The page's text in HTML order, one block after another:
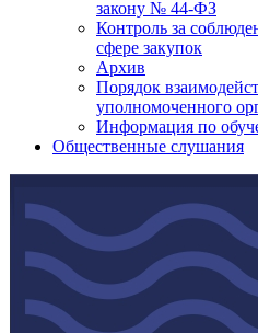
закону № 44-ФЗ
Контроль за
сфере закупок
Архив
Порядок
уполномоченного
Информация по
Общественные слушания